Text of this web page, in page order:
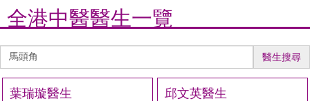
全港中醫醫生一覽
生
醫生搜尋
葉瑞璇醫生 邱文英醫生